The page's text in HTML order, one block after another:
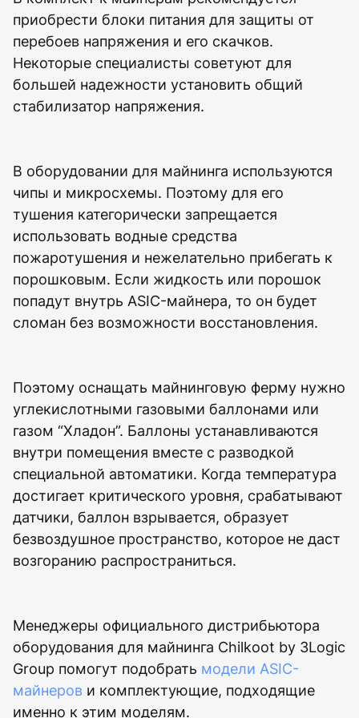
приобрести блоки питания для защиты от
перебоев напряжения и его скачков.
Некоторые специалисты советуют для
большей надежности установить общий
стабилизатор напряжения.
В оборудовании для майнинга используются
чипы и микросхемы. Поэтому для его
тушения категорически запрещается
использовать водные средства
пожаротушения и нежелательно прибегать к
порошковым. Если жидкость или порошок
попадут внутрь ASIC-майнера, то он будет
сломан без возможности восстановления.
Поэтому оснащать майнинговую ферму нужно
углекислотными газовыми баллонами или
газом “Хладон”. Баллоны устанавливаются
внутри помещения вместе с разводкой
специальной автоматики. Когда температура
достигает критического уровня, срабатывают
датчики, баллон взрывается, образует
безвоздушное пространство, которое не даст
возгоранию распространиться.
Менеджеры официального дистрибьютора
оборудования для майнинга Chilkoot by 3Logic
Group помогут подобрать модели ASIC-
майнеров и комплектующие, подходящие
именно к этим моделям.